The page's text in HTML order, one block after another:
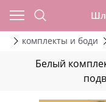
комплекты и боди
Белый